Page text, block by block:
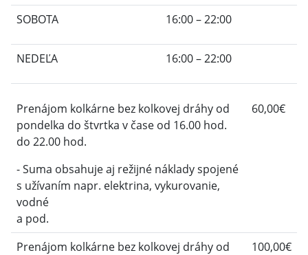
SOBOTA 16:00 – 22:00
NEDEĽA 16:00 – 22:00
Prenájom kolkárne bez kolkovej dráhy od
pondelka do štvrtka v čase od 16.00 hod.
do 22.00 hod.
- Suma obsahuje aj režijné náklady spojené
s užívaním napr. elektrina, vykurovanie,
vodné
a pod.
60,00€
Prenájom kolkárne bez kolkovej dráhy od
100,00€